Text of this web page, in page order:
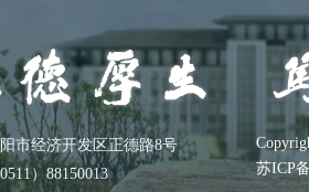
市经济开发区正德路8号
）88150013
苏ICP